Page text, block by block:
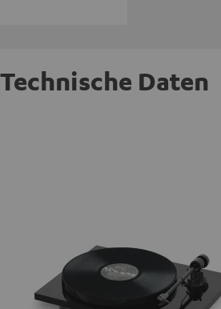
Technische Daten